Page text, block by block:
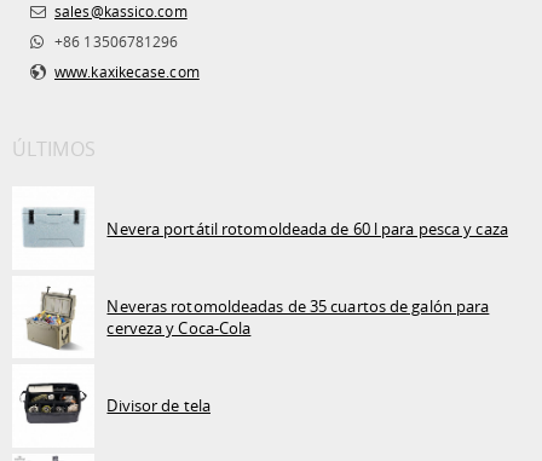
sales@kassico.com
+86 13506781296
www.kaxikecase.com
ÚLTIMOS
Nevera portátil rotomoldeada de 60 l para pesca y caza
Neveras rotomoldeadas de 35 cuartos de galón para
cerveza y Coca-Cola
Divisor de tela